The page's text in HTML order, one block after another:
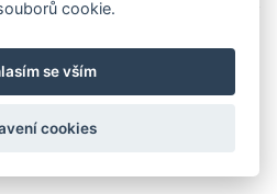
cookie.
se vším
cookies